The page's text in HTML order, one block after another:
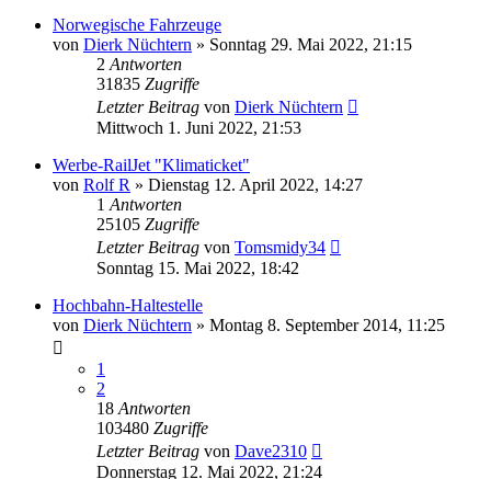
Norwegische Fahrzeuge
von Dierk Nüchtern » Sonntag 29. Mai 2022, 21:15
2 Antworten
31835 Zugriffe
Letzter Beitrag von Dierk Nüchtern
Mittwoch 1. Juni 2022, 21:53
Werbe-RailJet "Klimaticket"
von Rolf R » Dienstag 12. April 2022, 14:27
1 Antworten
25105 Zugriffe
Letzter Beitrag von Tomsmidy34
Sonntag 15. Mai 2022, 18:42
Hochbahn-Haltestelle
von Dierk Nüchtern » Montag 8. September 2014, 11:25
1
2
18 Antworten
103480 Zugriffe
Letzter Beitrag von Dave2310
Donnerstag 12. Mai 2022, 21:24